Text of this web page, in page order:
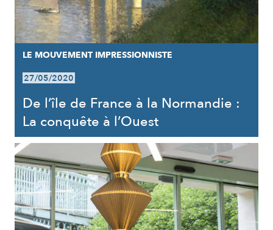
LE MOUVEMENT IMPRESSIONNISTE
27/05/2020
De l’île de France à la Normandie :
La conquête à l’Ouest